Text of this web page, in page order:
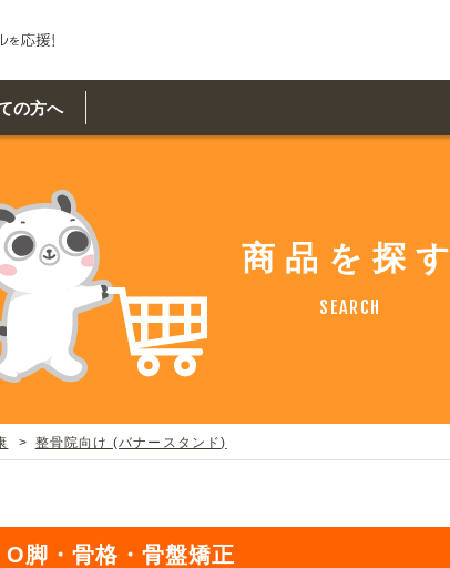
住まい・暮らし
美容・健康 地域・観光
イベント・季節
カルチャー・教養 娯楽
ご利用ガイド トップ
取り扱い商品一覧
既製デザイン商品注文方法
オリジナルオーダー注文方法
の方へ
初めての方へ トップ
商品について
お客様の声
よくある質問
商品を探す
SEARCH
整骨院向け (バナースタンド)
脚・骨格・骨盤矯正